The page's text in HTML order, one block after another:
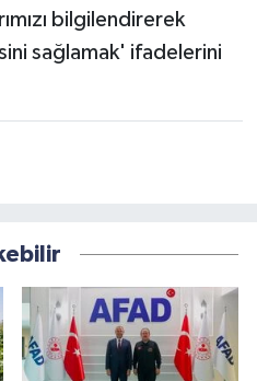
bilgilendirerek
sağlamak' ifadelerini